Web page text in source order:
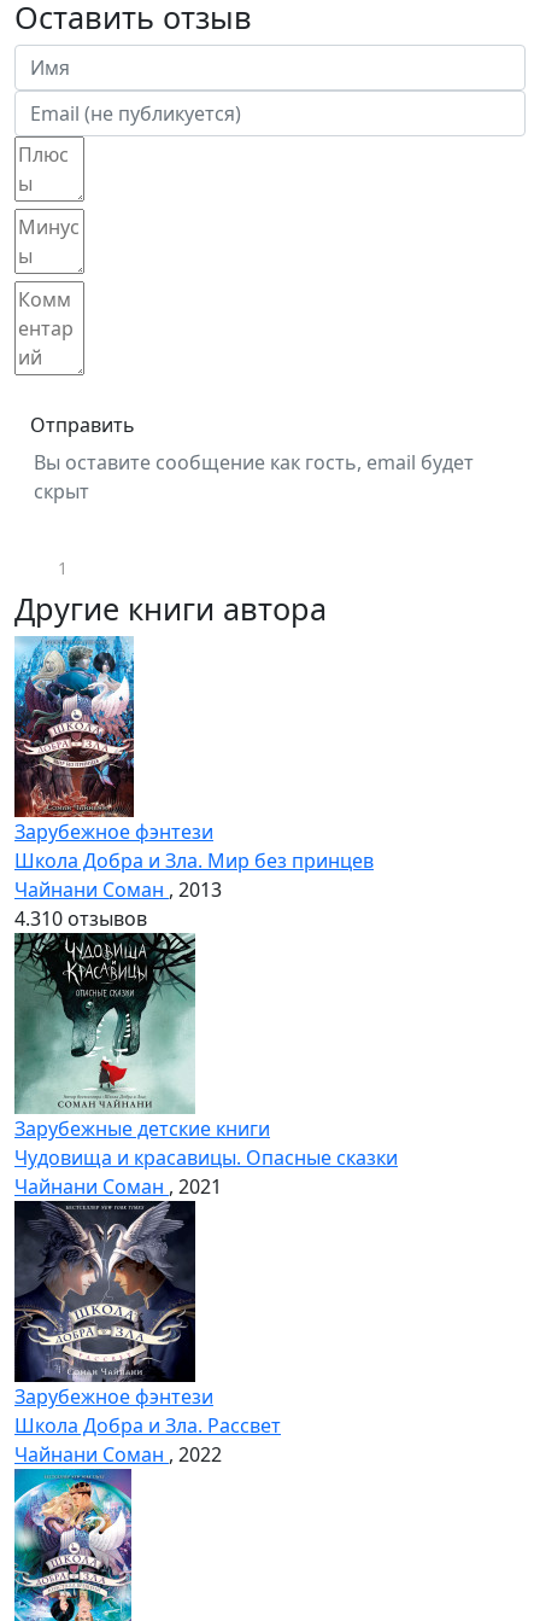
Оставить отзыв
Отправить
Вы оставите сообщение как гость, email будет
скрыт
1
Другие книги автора
Зарубежное фэнтези
Школа Добра и Зла. Мир без принцев
Чайнани Соман , 2013
4.310 отзывов
Зарубежные детские книги
Чудовища и красавицы. Опасные сказки
Чайнани Соман , 2021
Зарубежное фэнтези
Школа Добра и Зла. Рассвет
Чайнани Соман , 2022